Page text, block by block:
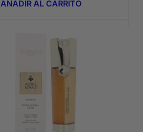
AÑADIR AL CARRITO